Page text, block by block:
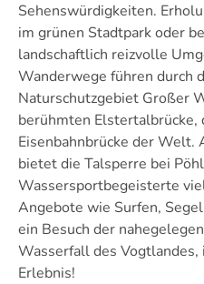
Sehenswürdigkeiten.
im grünen Stadtpark oder
landschaftlich reizvolle
Wanderwege führen durch
Naturschutzgebiet Großer
berühmten
Eisenbahnbrücke der Welt.
bietet die Talsperre bei
Wassersportbegeisterte
Angebote wie Surfen,
ein Besuch der
Wasserfall des
Erlebnis!